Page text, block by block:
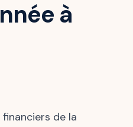
à
de la